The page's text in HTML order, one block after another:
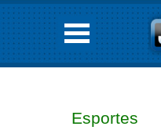
Esportes